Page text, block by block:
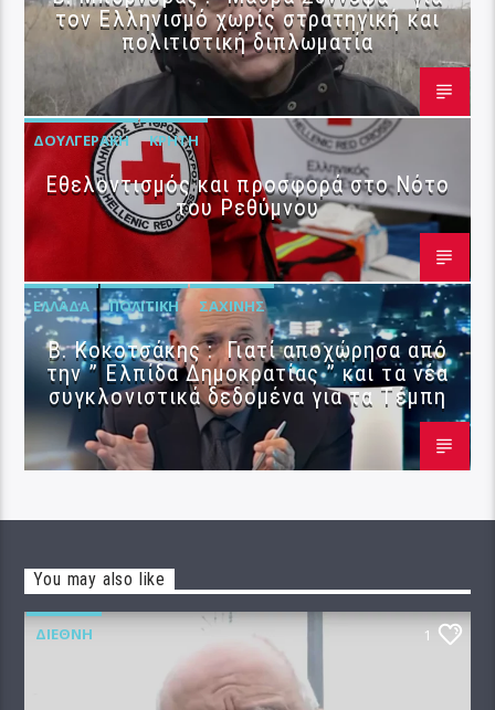
τον Ελληνισμό χωρίς στρατηγική και
πολιτιστική διπλωματία
ΔΟΥΛΓΕΡΆΚΗ ΚΡΉΤΗ
Εθελοντισμός και προσφορά στο Νότο
του Ρεθύμνου
ΕΛΛΆΔΑ ΠΟΛΙΤΙΚΉ ΣΑΧΊΝΗΣ
Β. Κοκοτσάκης : Γιατί αποχώρησα από
την ” Ελπίδα Δημοκρατίας ” και τα νέα
συγκλονιστικά δεδομένα για τα Τέμπη
You may also like
ΔΙΕΘΝΉ 1